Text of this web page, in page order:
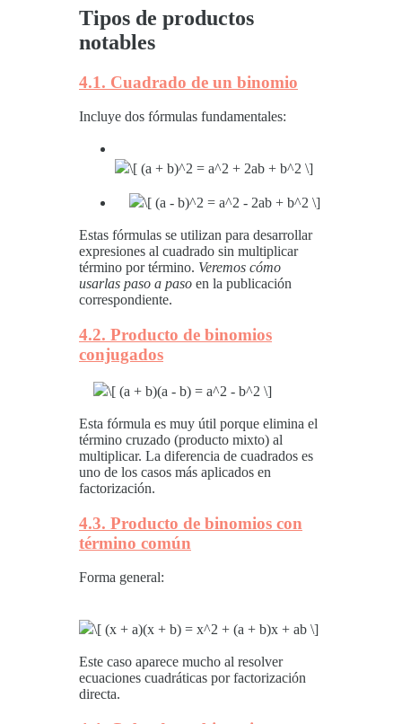
Tipos de productos
notables
4.1. Cuadrado de un binomio
Incluye dos fórmulas fundamentales:
Estas fórmulas se utilizan para desarrollar
expresiones al cuadrado sin multiplicar
término por término. Veremos cómo
usarlas paso a paso en la publicación
correspondiente.
4.2. Producto de binomios
conjugados
Esta fórmula es muy útil porque elimina el
término cruzado (producto mixto) al
multiplicar. La diferencia de cuadrados es
uno de los casos más aplicados en
factorización.
4.3. Producto de binomios con
término común
Forma general:
Este caso aparece mucho al resolver
ecuaciones cuadráticas por factorización
directa.